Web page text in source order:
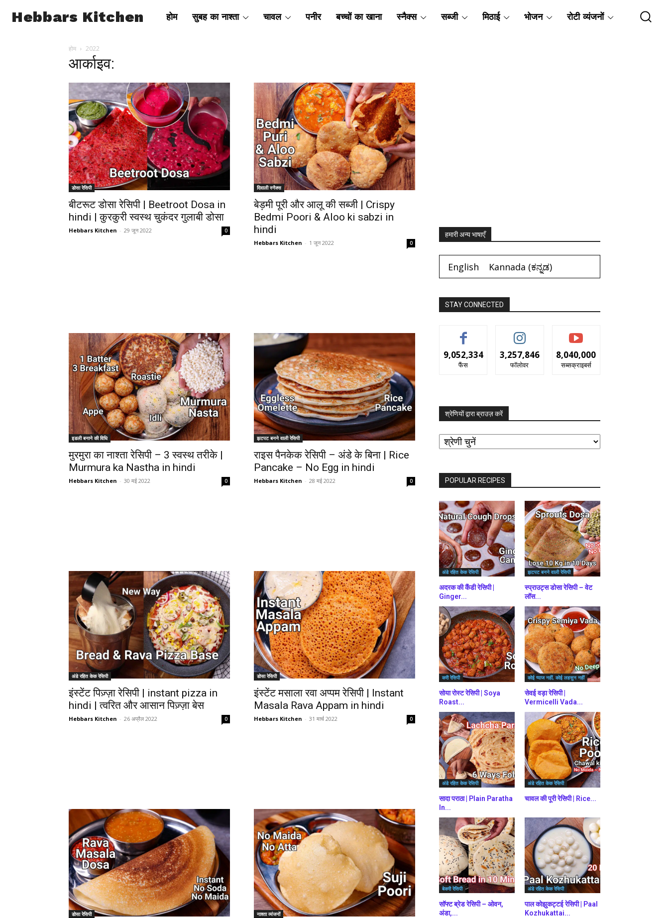
Hebbars Kitchen होम सुबह का नाश्ता चावल पनीर बच्चों का खाना स्नैक्स सब्जी मिठाई भोजन रोटी व्यंजनों
होम 2022
आर्काइव:
डोसा रेसिपी
बीटरूट डोसा रेसिपी | Beetroot Dosa in
hindi | कुरकुरी स्वस्थ चुकंदर गुलाबी डोसा
Hebbars Kitchen - 29 जून 2022 0
दिवाली स्नैक्स
बेड़मी पूरी और आलू की सब्जी | Crispy
Bedmi Poori & Aloo ki sabzi in
hindi
Hebbars Kitchen - 1 जून 2022 0
इडली बनाने की विधि
मुरमुरा का नाश्ता रेसिपी – 3 स्वस्थ तरीके |
Murmura ka Nastha in hindi
Hebbars Kitchen - 30 मई 2022 0
झटपट बनने वाली रेसिपी
राइस पैनकेक रेसिपी – अंडे के बिना | Rice
Pancake – No Egg in hindi
Hebbars Kitchen - 28 मई 2022 0
अंडे रहित केक रेसिपी
इंस्टेंट पिज़्ज़ा रेसिपी | instant pizza in
hindi | त्वरित और आसान पिज़्ज़ा बेस
Hebbars Kitchen - 26 अप्रैल 2022 0
डोसा रेसिपी
इंस्टेंट मसाला रवा अप्पम रेसिपी | Instant
Masala Rava Appam in hindi
Hebbars Kitchen - 31 मार्च 2022 0
डोसा रेसिपी नाश्ता व्यंजनों
हमारी अन्य भाषाएँ
English Kannada (ಕನ್ನಡ)
STAY CONNECTED
9,052,334
फैंस
3,257,846
फॉलोवर
8,040,000
सब्सक्राइबर्स
श्रेणियों द्वारा ब्राउज़ करें
श्रेणियों
द्वारा
ब्राउज़
POPULAR RECIPES
अंडे रहित केक रेसिपी
अदरक की कैंडी रेसिपी |
Ginger...
झटपट बनने वाली रेसिपी
स्प्राउट्स डोसा रेसिपी – वेट
लॉस...
करी रेसिपी
सोया रोस्ट रेसिपी | Soya
Roast...
कोई प्याज नहीं, कोई लहसुन नहीं
सेवई वड़ा रेसिपी |
Vermicelli Vada...
अंडे रहित केक रेसिपी
सादा पराठा | Plain Paratha
In...
अंडे रहित केक रेसिपी
चावल की पूरी रेसिपी | Rice...
बेकरी रेसिपी
सॉफ्ट ब्रेड रेसिपी – ओवन,
अंडा,...
अंडे रहित केक रेसिपी
पाल कोझुकट्टई रेसिपी | Paal
Kozhukattai...